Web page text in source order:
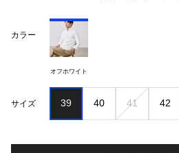
カラー
オフホワイト
サイズ 39 40 41 42